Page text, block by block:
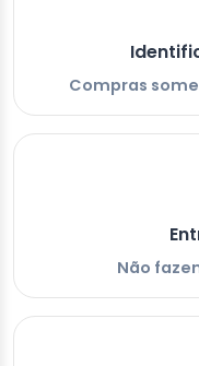
Compras
Não